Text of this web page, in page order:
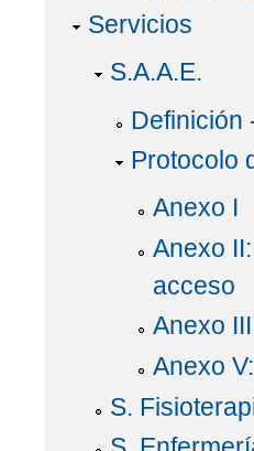
Servicios
S.A.A.E.
Definición
Protocolo
Anexo I
Anexo
acceso
Anexo
Anexo
S.